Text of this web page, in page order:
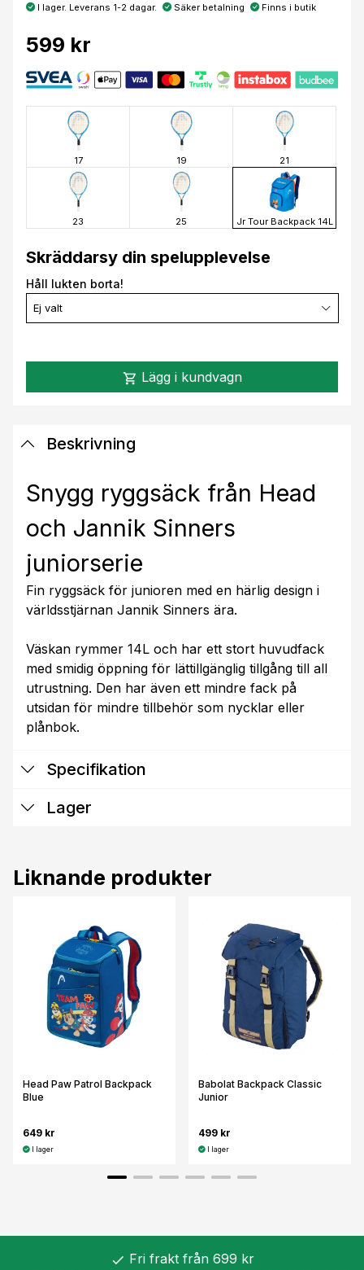
I lager. Leverans 1-2 dagar. Säker betalning Finns i butik
599 kr
17 19 21
23 25 Jr Tour Backpack 14L
Skräddarsy din spelupplevelse
Håll lukten borta!
Ej valt
shopping_cart Lägg i kundvagn
Beskrivning
Snygg ryggsäck från Head
och Jannik Sinners
juniorserie
Fin ryggsäck för junioren med en härlig design i
världsstjärnan Jannik Sinners ära.
Väskan rymmer 14L och har ett stort huvudfack
med smidig öppning för lättillgänglig tillgång till all
utrustning. Den har även ett mindre fack på
utsidan för mindre tillbehör som nycklar eller
plånbok.
Specifikation
Lager
Liknande produkter
Head Paw Patrol Backpack
Blue
649 kr
I lager
Babolat Backpack Classic
Junior
499 kr
I lager
check Fri frakt från 699 kr